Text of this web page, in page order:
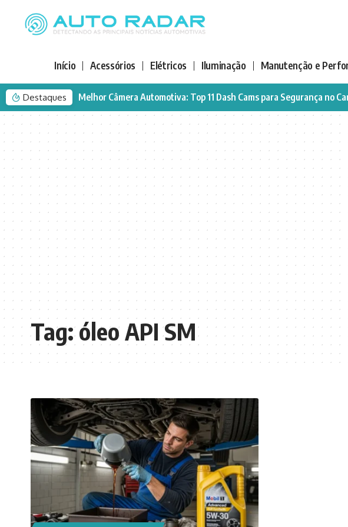
Início Acessórios Elétricos Iluminação Manutenção e
Destaques Melhor Câmera Automotiva: Top 11 Dash Cams para Segurança no
Tag:óleo API SM